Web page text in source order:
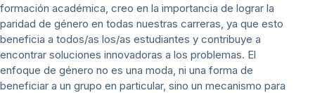
formación académica, creo en la importancia de lograr la
paridad de género en todas nuestras carreras, ya que esto
beneficia a todos/as los/as estudiantes y contribuye a
encontrar soluciones innovadoras a los problemas. El
enfoque de género no es una moda, ni una forma de
beneficiar a un grupo en particular, sino un mecanismo para